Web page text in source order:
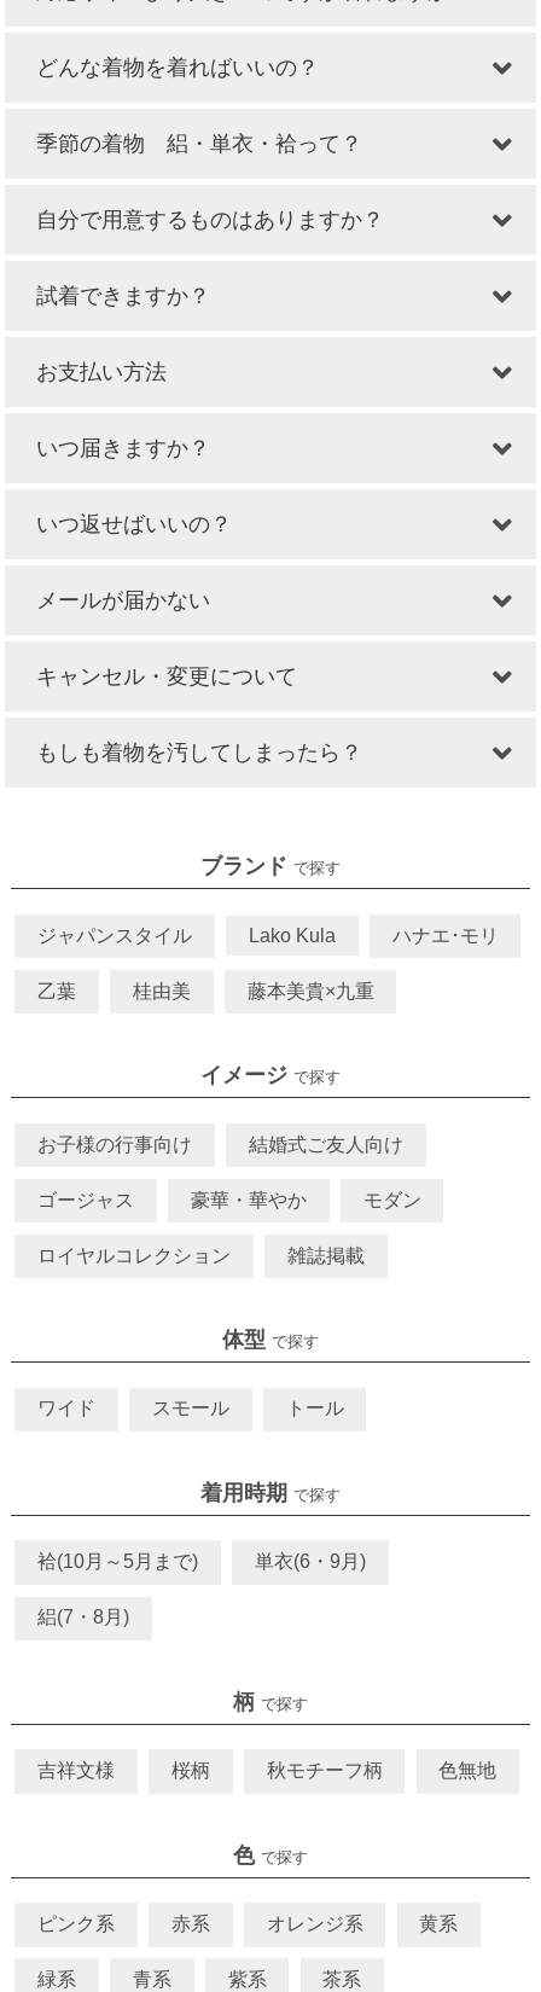
どんな着物を着ればいいの？
季節の着物 絽・単衣・袷って？
自分で用意するものはありますか？
試着できますか？
お支払い方法
いつ届きますか？
いつ返せばいいの？
メールが届かない
キャンセル・変更について
もしも着物を汚してしまったら？
ブランド で探す
ジャパンスタイル Lako Kula ハナエ･モリ
乙葉 桂由美 藤本美貴×九重
イメージ で探す
お子様の行事向け 結婚式ご友人向け
ゴージャス 豪華・華やか モダン
ロイヤルコレクション 雑誌掲載
体型 で探す
ワイド スモール トール
着用時期 で探す
袷(10月～5月まで) 単衣(6・9月)
絽(7・8月)
柄 で探す
吉祥文様 桜柄 秋モチーフ柄 色無地
色 で探す
ピンク系 赤系 オレンジ系 黄系
緑系 青系 紫系 茶系